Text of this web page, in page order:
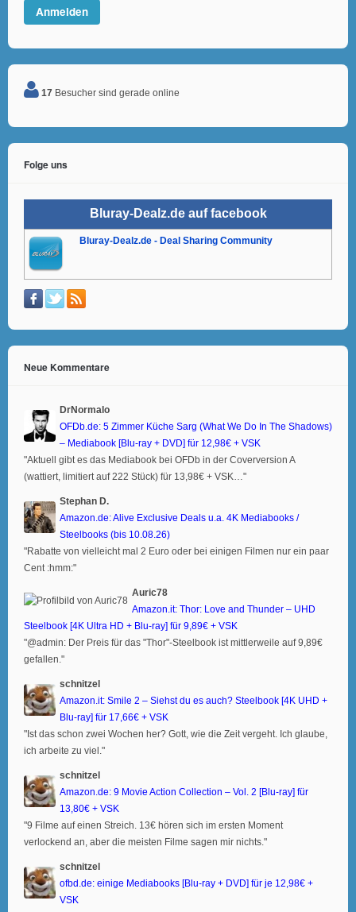
17 Besucher sind gerade online
Folge uns
Bluray-Dealz.de auf facebook
Bluray-Dealz.de - Deal Sharing Community
Neue Kommentare
DrNormalo
OFDb.de: 5 Zimmer Küche Sarg (What We Do In The Shadows)
– Mediabook [Blu-ray + DVD] für 12,98€ + VSK
"Aktuell gibt es das Mediabook bei OFDb in der Coverversion A
(wattiert, limitiert auf 222 Stück) für 13,98€ + VSK…"
Stephan D.
Amazon.de: Alive Exclusive Deals u.a. 4K Mediabooks /
Steelbooks (bis 10.08.26)
"Rabatte von vielleicht mal 2 Euro oder bei einigen Filmen nur ein paar
Cent :hmm:"
Auric78
Amazon.it: Thor: Love and Thunder – UHD
Steelbook [4K Ultra HD + Blu-ray] für 9,89€ + VSK
"@admin: Der Preis für das "Thor"-Steelbook ist mittlerweile auf 9,89€
gefallen."
schnitzel
Amazon.it: Smile 2 – Siehst du es auch? Steelbook [4K UHD +
Blu-ray] für 17,66€ + VSK
"Ist das schon zwei Wochen her? Gott, wie die Zeit vergeht. Ich glaube,
ich arbeite zu viel."
schnitzel
Amazon.de: 9 Movie Action Collection – Vol. 2 [Blu-ray] für
13,80€ + VSK
"9 Filme auf einen Streich. 13€ hören sich im ersten Moment
verlockend an, aber die meisten Filme sagen mir nichts."
schnitzel
ofbd.de: einige Mediabooks [Blu-ray + DVD] für je 12,98€ +
VSK